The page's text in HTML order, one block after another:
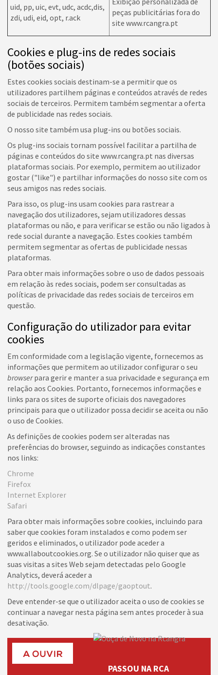
uid, pp, uic, evt, udc, acdc,dis,
zdi, udi, eid, opt, r.ack
peças publicitárias fora do
site www.rcangra.pt
Cookies e plug-ins de redes sociais
(botões sociais)
Estes cookies sociais destinam-se a permitir que os
utilizadores partilhem páginas e conteúdos através de redes
sociais de terceiros. Permitem também segmentar a oferta
de publicidade nas redes sociais.
O nosso site também usa plug-ins ou botões sociais.
Os plug-ins sociais tornam possível facilitar a partilha de
páginas e conteúdos do site www.rcangra.pt nas diversas
plataformas sociais. Por exemplo, permitem ao utilizador
gostar ("like") e partilhar informações do nosso site com os
seus amigos nas redes sociais.
Para isso, os plug-ins usam cookies para rastrear a
navegação dos utilizadores, sejam utilizadores dessas
plataformas ou não, e para verificar se estão ou não ligados à
rede social durante a navegação. Estes cookies também
permitem segmentar as ofertas de publicidade nessas
plataformas.
Para obter mais informações sobre o uso de dados pessoais
em relação às redes sociais, podem ser consultadas as
políticas de privacidade das redes sociais de terceiros em
questão.
Configuração do utilizador para evitar
cookies
Em conformidade com a legislação vigente, fornecemos as
informações que permitem ao utilizador configurar o seu
browserpara gerir e manter a sua privacidade e segurança em
relação aos Cookies. Portanto, fornecemos informações e
links para os sites de suporte oficiais dos navegadores
principais para que o utilizador possa decidir se aceita ou não
o uso de Cookies.
As definições de cookies podem ser alteradas nas
preferências do browser, seguindo as indicações constantes
nos links:
Chrome
Firefox
Internet Explorer
Safari
Para obter mais informações sobre cookies, incluindo para
saber que cookies foram instalados e como podem ser
geridos e eliminados, o utilizador pode aceder a
www.allaboutcookies.org. Se o utilizador não quiser que as
suas visitas a sites Web sejam detectadas pelo Google
Analytics, deverá aceder a
http://tools.google.com/dlpage/gaoptout.
Deve entender-se que o utilizador aceita o uso de cookies se
continuar a navegar nesta página sem antes proceder à sua
desativação.
PASSOU NA RCA